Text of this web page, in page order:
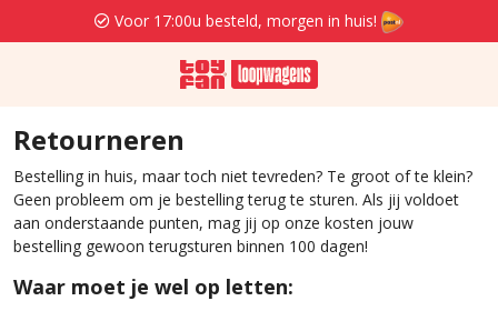
Voor 17:00u besteld, morgen in huis!
Retourneren
Bestelling in huis, maar toch niet tevreden? Te groot of te klein?
Geen probleem om je bestelling terug te sturen. Als jij voldoet
aan onderstaande punten, mag jij op onze kosten jouw
bestelling gewoon terugsturen binnen 100 dagen!
Waar moet je wel op letten: